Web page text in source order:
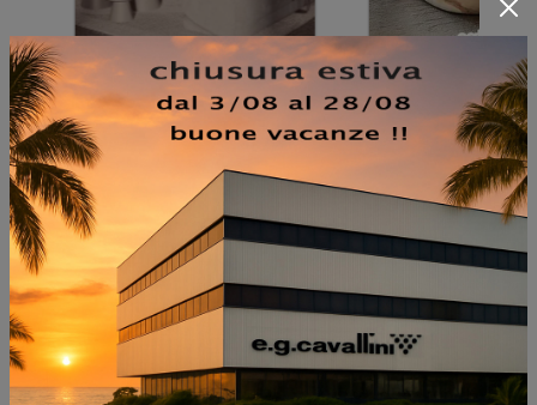
NON PERDERTI ANCHE: